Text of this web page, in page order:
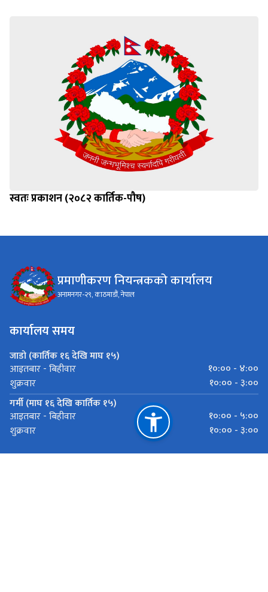
स्वतः प्रकाशन (२०८२ कार्तिक-पौष)
प्रमाणीकरण नियन्त्रकको कार्यालय
अनामनगर-२९, काठमाडौं, नेपाल
कार्यालय समय
जाडो (कार्तिक १६ देखि माघ १५)
आइतबार - बिहीवार
१०:०० - ४:००
शुक्रवार
१०:०० - ३:००
गर्मी (माघ १६ देखि कार्तिक १५)
आइतबार - बिहीवार
१०:०० - ५:००
शुक्रवार
१०:०० - ३:००